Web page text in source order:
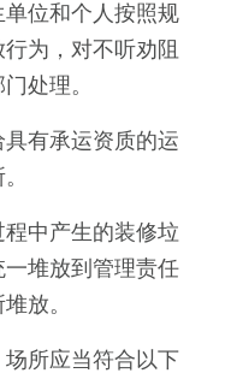
单位和个人按照规
为，对不听劝阻
处理。
具有承运资质的运
中产生的装修垃
堆放到管理责任
放。
所应当符合以下